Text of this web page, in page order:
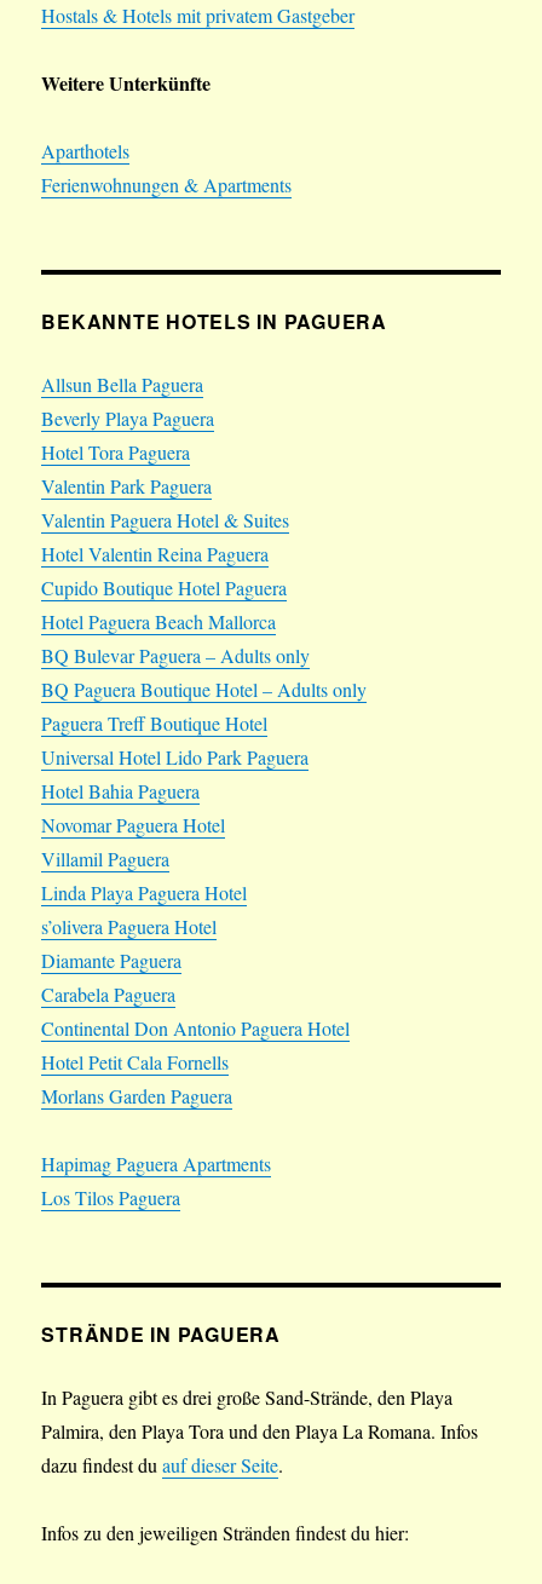
Hostals & Hotels mit privatem Gastgeber
Weitere Unterkünfte
Aparthotels
Ferienwohnungen & Apartments
BEKANNTE HOTELS IN PAGUERA
Allsun Bella Paguera
Beverly Playa Paguera
Hotel Tora Paguera
Valentin Park Paguera
Valentin Paguera Hotel & Suites
Hotel Valentin Reina Paguera
Cupido Boutique Hotel Paguera
Hotel Paguera Beach Mallorca
BQ Bulevar Paguera – Adults only
BQ Paguera Boutique Hotel – Adults only
Paguera Treff Boutique Hotel
Universal Hotel Lido Park Paguera
Hotel Bahia Paguera
Novomar Paguera Hotel
Villamil Paguera
Linda Playa Paguera Hotel
s’olivera Paguera Hotel
Diamante Paguera
Carabela Paguera
Continental Don Antonio Paguera Hotel
Hotel Petit Cala Fornells
Morlans Garden Paguera
Hapimag Paguera Apartments
Los Tilos Paguera
STRÄNDE IN PAGUERA
In Paguera gibt es drei große Sand-Strände, den Playa
Palmira, den Playa Tora und den Playa La Romana. Infos
dazu findest duauf dieser Seite.
Infos zu den jeweiligen Stränden findest du hier: